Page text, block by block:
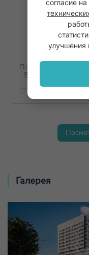
Площадь
59.8
Галерея
согласие на
улучшения